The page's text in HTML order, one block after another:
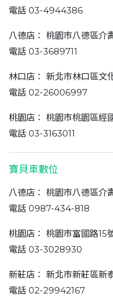
電話 03-4944386
八德店： 桃園市八德區介
電話 03-3689711
林口店： 新北市林口區文
電話 02-26006997
桃園店： 桃園市桃園區經
電話 03-3163011
寶貝車數位
八德店： 桃園市八德區介
電話 0987-434-818
桃園店： 桃園市富國路15
電話 03-3028930
新莊店： 新北市新莊區新
電話 02-29942167